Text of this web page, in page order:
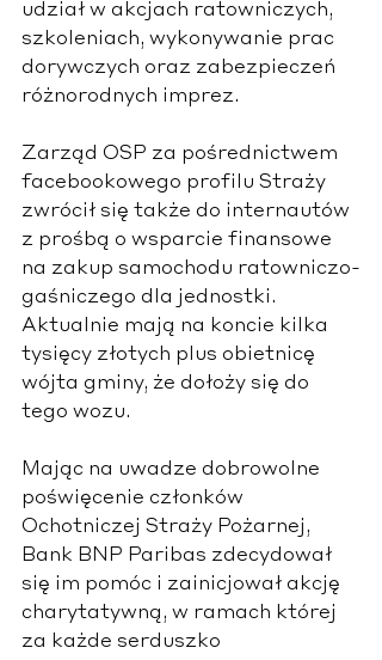
udział w akcjach ratowniczych,
szkoleniach, wykonywanie prac
dorywczych oraz zabezpieczeń
różnorodnych imprez.
Zarząd OSP za pośrednictwem
facebookowego profilu Straży
zwrócił się także do internautów
z prośbą o wsparcie finansowe
na zakup samochodu ratowniczo-
gaśniczego dla jednostki.
Aktualnie mają na koncie kilka
tysięcy złotych plus obietnicę
wójta gminy, że dołoży się do
tego wozu.
Mając na uwadze dobrowolne
poświęcenie członków
Ochotniczej Straży Pożarnej,
Bank BNP Paribas zdecydował
się im pomóc i zainicjował akcję
charytatywną, w ramach której
za każde serduszko